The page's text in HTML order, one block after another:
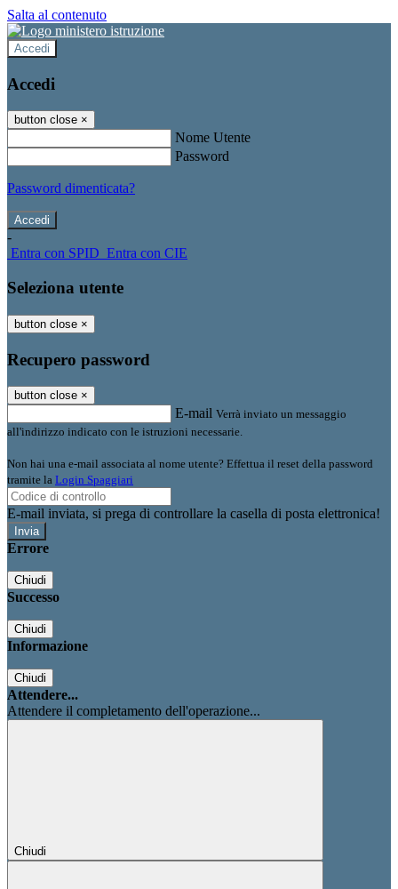
Salta al contenuto
Accedi
Accedi
button close ×
Nome Utente
Password
Password dimenticata?
-
Entra con SPID Entra con CIE
Seleziona utente
button close ×
Recupero password
button close ×
E-mail Verrà inviato un messaggio
all'indirizzo indicato con le istruzioni necessarie.
Non hai una e-mail associata al nome utente? Effettua il reset della password
tramite la Login Spaggiari
E-mail inviata, si prega di controllare la casella di posta elettronica!
Errore
Chiudi
Successo
Chiudi
Informazione
Chiudi
Attendere...
Attendere il completamento dell'operazione...
Chiudi